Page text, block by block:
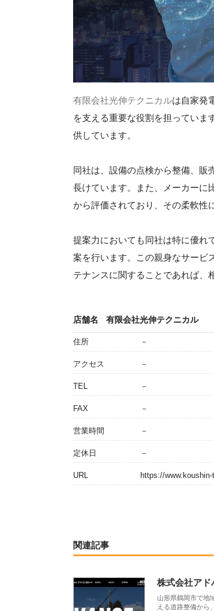
有限会社光伸テクニカルは自家発
を支える重要な役割を担っていま
供しています。
同社は、設備の点検から整備、販
長けています。また、メーカーに
から評価されており、その柔軟性
提案力においても同社は特に優れ
案を行います。この親身なサービ
テナンスに関することであれば、
店舗名 有限会社光伸テクニカル
住所 －
アクセス －
TEL －
FAX －
営業時間 －
定休日 －
URL https://
関連記事
株式会社アド
山形県鶴岡市で地
える道路整備から